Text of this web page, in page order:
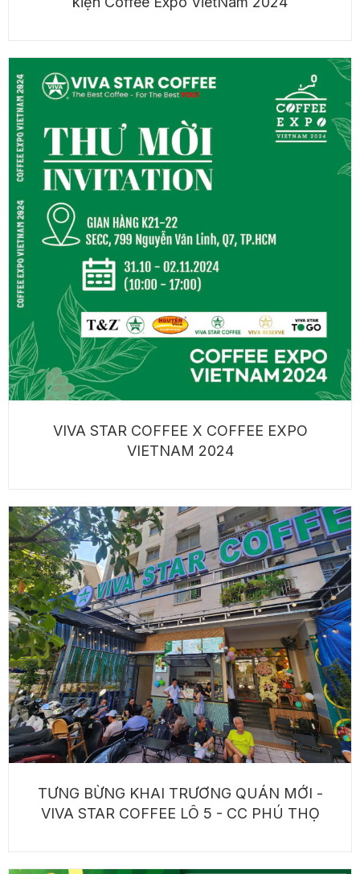
VIVA STAR COFFEE X COFFEE EXPO
VIETNAM 2024
TƯNG BỪNG KHAI TRƯƠNG QUÁN MỚI -
VIVA STAR COFFEE LÔ 5 - CC PHÚ THỌ